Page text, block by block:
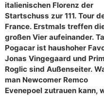
italienischen Florenz der
Startschuss zur 111. Tour
France. Erstmals treffen
großen Vier aufeinander.
Pogacar ist haushoher
Jonas Vingegaard und
Roglic sind Außenseiter.
man Newcomer Remco
Evenepoel zutrauen kann,